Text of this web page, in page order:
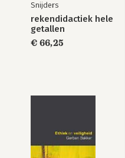
Snijders
rekendidactiek hele
getallen
€ 66,25